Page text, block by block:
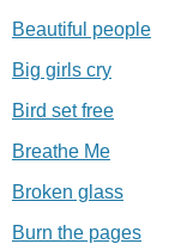
Beautiful people
Big girls cry
Bird set free
Breathe Me
Broken glass
Burn the pages